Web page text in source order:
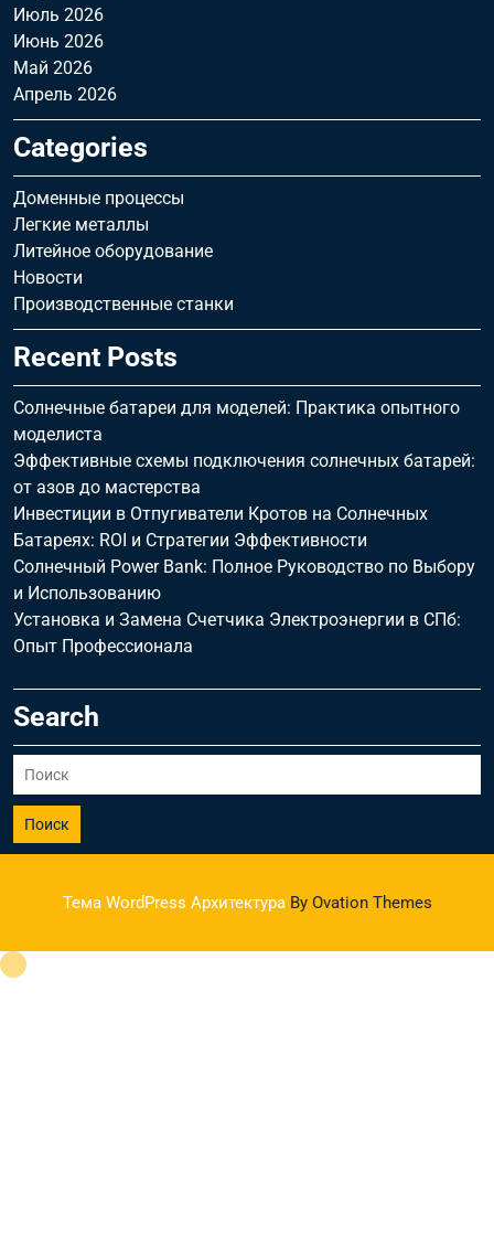
Июль 2026
Июнь 2026
Май 2026
Апрель 2026
Categories
Доменные процессы
Легкие металлы
Литейное оборудование
Новости
Производственные станки
Recent Posts
Солнечные батареи для моделей: Практика опытного
моделиста
Эффективные схемы подключения солнечных батарей:
от азов до мастерства
Инвестиции в Отпугиватели Кротов на Солнечных
Батареях: ROI и Стратегии Эффективности
Солнечный Power Bank: Полное Руководство по Выбору
и Использованию
Установка и Замена Счетчика Электроэнергии в СПб:
Опыт Профессионала
Search
Поиск
Тема WordPress Архитектура By Ovation Themes